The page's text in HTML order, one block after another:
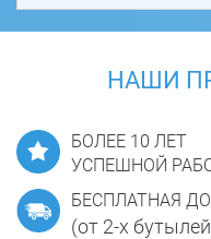
НАШИ
БОЛЕЕ 10 ЛЕТ
УСПЕШНОЙ
БЕСПЛАТНАЯ
(от 2-х